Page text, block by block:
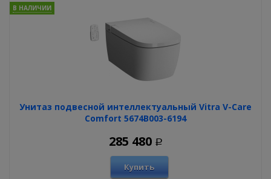
Унитаз подвесной интеллектуальный Vitra V-Care
Comfort 5674B003-6194
В НАЛИЧИИ
285 480 Р
Купить